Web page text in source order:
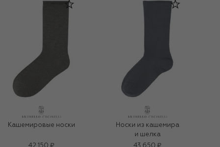
Кашемировые носки
42 150 ₽
Носки из кашемира
и шелка
43 650 ₽